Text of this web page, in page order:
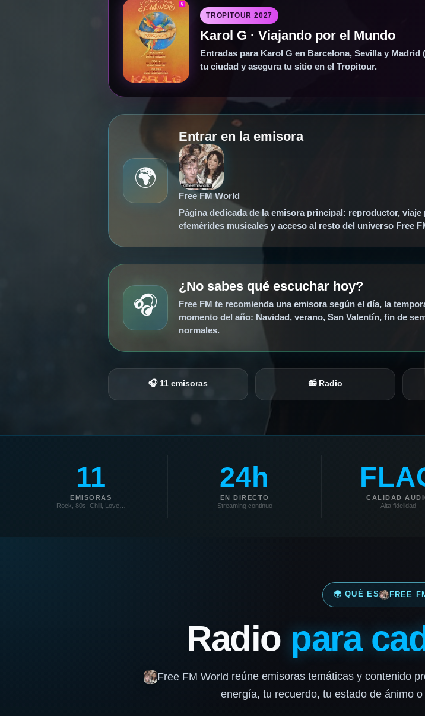
TROPITOUR 2027
Karol G · Viajando por el Mundo
Entradas para Karol G en Barcelona, Sevilla y Madrid
tu ciudad y asegura tu sitio en el Tropitour.
🌍
Entrar en la emisora
Free FM World
Página dedicada de la emisora principal: reproductor, viaje
efemérides musicales y acceso al resto del universo Free
🎧
¿No sabes qué escuchar hoy?
Free FM te recomienda una emisora según el día, la
momento del año: Navidad, verano, San Valentín, fin de
normales.
🎧 11 emisoras 📻 Radio
11
EMISORAS
Rock, 80s, Chill, Love…
24h
EN DIRECTO
Streaming continuo
CALIDAD
Alta fidelidad
🌍 QUÉ ES FREE
Radio para
Free FM World reúne emisoras temáticas y contenido
energía, tu recuerdo, tu estado de ánimo